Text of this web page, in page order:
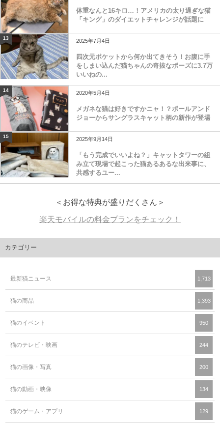
体重なんと16キロ…！アメリカの太り過ぎな猫
「キング」のダイエットチャレンジが話題に
13 2025年7月4日
四次元ポケットから何か出てきそう！お腹に手
をしまい込んだ猫ちゃんの奇抜なポーズに3.7万
いいねの...
14 2020年5月4日
メガネな猫は好きですかニャ！？ポールアンド
ジョーからサングラスキャット柄の新作が登場
15 2025年9月14日
「もう完成でいいよね？」キャットタワーの組
み立て現場で起こった猫あるあるな出来事に、
共感するユー...
＜お得な特典が盛りだくさん＞
楽天モバイルの料金プランをチェック！
カテゴリー
最新猫ニュース 1,713
猫の商品 1,393
猫のイベント 950
猫のテレビ・映画 244
猫の画像・写真 200
猫の動画・映像 134
猫のゲーム・アプリ 129